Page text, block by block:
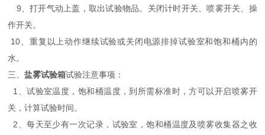
9、打开气动上盖，取出试验物品。关闭计时开关、喷雾开关、操
作开关。
10、重复以上动作继续试验或关闭电源排掉试验室和饱和桶内的
水。
三、盐雾试验箱试验注意事项：
1、试验室温度，饱和桶温度，到所需标准时，方可以开启喷雾开
关，计算试验时间。
2、每天至少有一次记录，试验室，饱和桶温度及喷雾收集器之收